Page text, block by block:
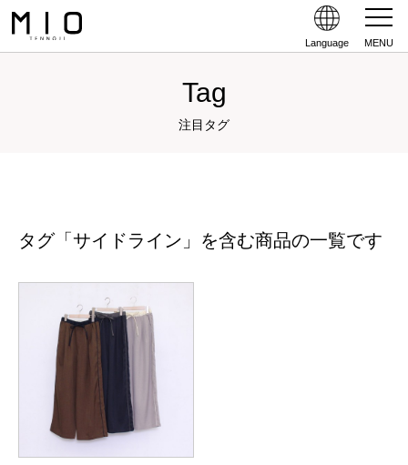
Language MENU
Tag
注目タグ
タグ「サイドライン」を含む商品の一覧です